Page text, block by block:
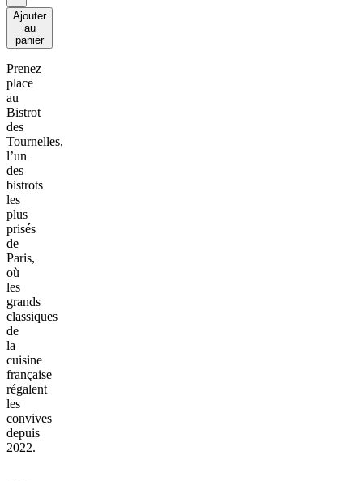
Ajouter
au
panier
Prenez
place
au
Bistrot
des
Tournelles,
l’un
des
bistrots
les
plus
prisés
de
Paris,
où
les
grands
classiques
de
la
cuisine
française
régalent
les
convives
depuis
2022.